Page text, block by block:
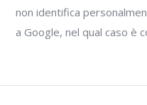
non identifica
a Google, nel qual caso è